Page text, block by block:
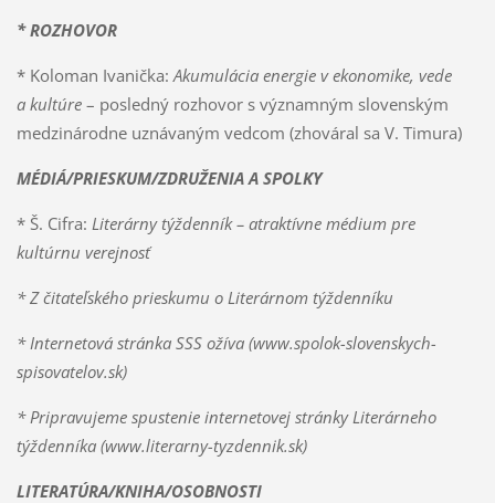
* ROZHOVOR
* Koloman Ivanička: Akumulácia energie v ekonomike, vede
a kultúre – posledný rozhovor s významným slovenským
medzinárodne uznávaným vedcom (zhováral sa V. Timura)
MÉDIÁ/PRIESKUM/ZDRUŽENIA A SPOLKY
* Š. Cifra: Literárny týždenník – atraktívne médium pre
kultúrnu verejnosť
* Z čitateľského prieskumu o Literárnom týždenníku
* Internetová stránka SSS ožíva (www.spolok-slovenskych-
spisovatelov.sk)
* Pripravujeme spustenie internetovej stránky Literárneho
týždenníka (www.literarny-tyzdennik.sk)
LITERATÚRA/KNIHA/OSOBNOSTI